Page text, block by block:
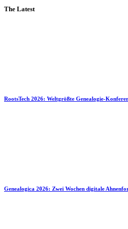
The Latest
RootsTech 2026: Weltgrößte Genealogie-
Genealogica 2026: Zwei Wochen digitale